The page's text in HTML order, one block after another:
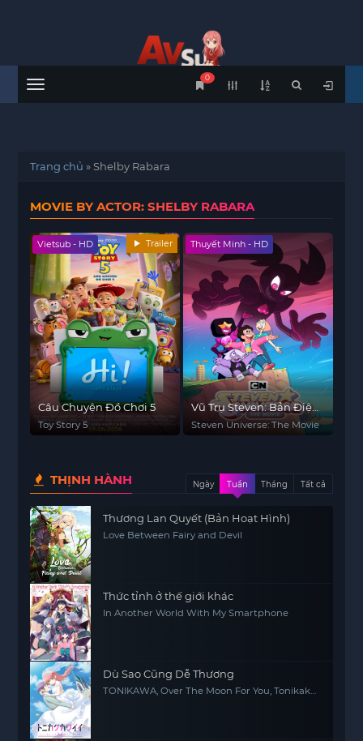
Menu
0
Trang chủ »Shelby Rabara
MOVIE BY ACTOR: SHELBY RABARA
Vietsub - HD Trailer
Câu Chuyện Đồ Chơi 5
Toy Story 5
Thuyết Minh - HD
Vũ Trụ Steven: Bản Điện
Ảnh
Steven Universe: The Movie
THỊNH HÀNH Ngày Tuần Tháng Tất cả
Thương Lan Quyết (Bản Hoạt Hình)
Love Between Fairy and Devil
Thức tỉnh ở thế giới khác
In Another World With My Smartphone
Dù Sao Cũng Dễ Thương
TONIKAWA, Over The Moon For You, Tonikaku